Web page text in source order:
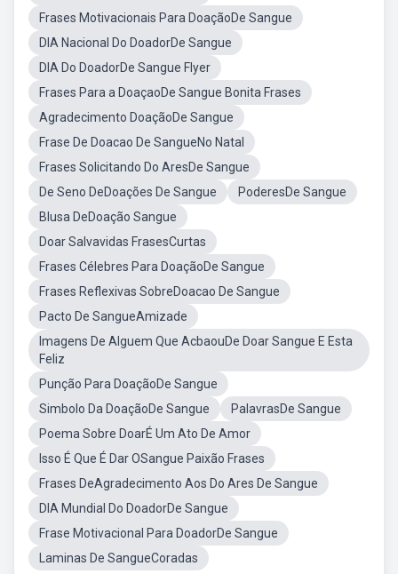
Frases Motivacionais Para DoaçãoDe Sangue
DIA Nacional Do DoadorDe Sangue
DIA Do DoadorDe Sangue Flyer
Frases Para a DoaçaoDe Sangue Bonita Frases
Agradecimento DoaçãoDe Sangue
Frase De Doacao De SangueNo Natal
Frases Solicitando Do AresDe Sangue
De Seno DeDoações De Sangue
PoderesDe Sangue
Blusa DeDoação Sangue
Doar Salvavidas FrasesCurtas
Frases Célebres Para DoaçãoDe Sangue
Frases Reflexivas SobreDoacao De Sangue
Pacto De SangueAmizade
Imagens De Alguem Que AcbaouDe Doar Sangue E Esta
Feliz
Punção Para DoaçãoDe Sangue
Simbolo Da DoaçãoDe Sangue
PalavrasDe Sangue
Poema Sobre DoarÉ Um Ato De Amor
Isso É Que É Dar OSangue Paixão Frases
Frases DeAgradecimento Aos Do Ares De Sangue
DIA Mundial Do DoadorDe Sangue
Frase Motivacional Para DoadorDe Sangue
Laminas De SangueCoradas